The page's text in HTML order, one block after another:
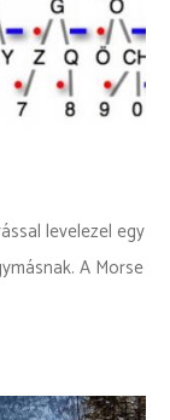
levelezel egy
A Morse